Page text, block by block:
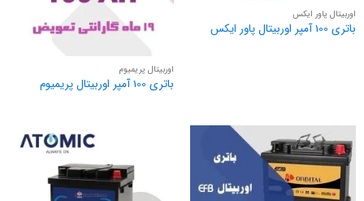
اوربیتال پاور ایکس
باتری 100 آمپر اوربیتال پاور ایکس
اوربیتال پریمیوم
باتری 100 آمپر اوربیتال پریمیوم